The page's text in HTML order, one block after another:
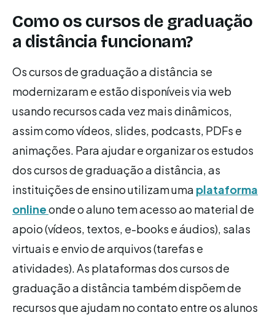
Como os cursos de graduação
a distância funcionam?
Os cursos de graduação a distância se
modernizaram e estão disponíveis via web
usando recursos cada vez mais dinâmicos,
assim como vídeos, slides, podcasts, PDFs e
animações. Para ajudar e organizar os estudos
dos cursos de graduação a distância, as
instituições de ensino utilizam uma plataforma
onlineonde o aluno tem acesso ao material de
apoio (vídeos, textos, e-books e áudios), salas
virtuais e envio de arquivos (tarefas e
atividades). As plataformas dos cursos de
graduação a distância também dispõem de
recursos que ajudam no contato entre os alunos